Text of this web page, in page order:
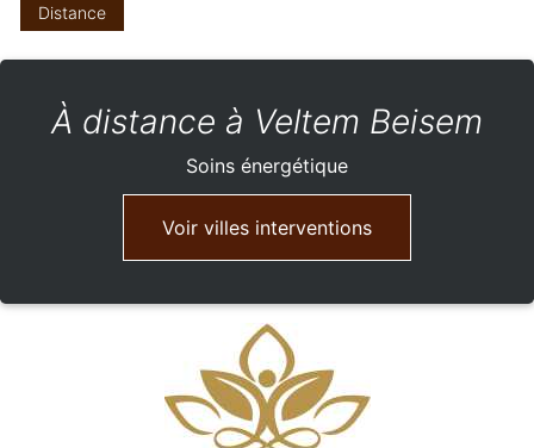
Distance
À distance à Veltem Beisem
Soins énergétique
Voir villes interventions